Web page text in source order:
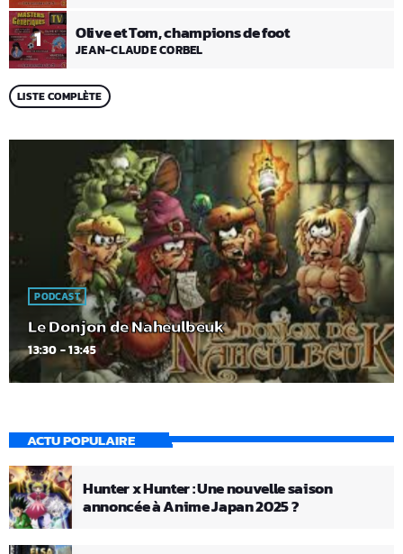
1 Olive et Tom, champions de foot
JEAN-CLAUDE CORBEL
LISTE COMPLÈTE
PODCAST
Le Donjon de Naheulbeuk
13:30 - 13:45
ACTU POPULAIRE
Hunter x Hunter : Une nouvelle saison
annoncée à Anime Japan 2025 ?